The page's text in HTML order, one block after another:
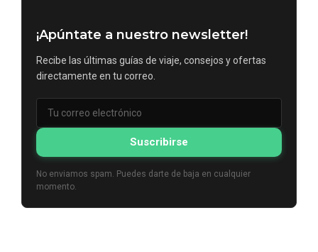
¡Apúntate a nuestro newsletter!
Recibe las últimas guías de viaje, consejos y ofertas
directamente en tu correo.
Suscribirse
No enviamos spam. Puedes darte de baja en cualquier
momento.